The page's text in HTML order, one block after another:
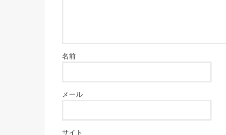
名前
メール
サイト